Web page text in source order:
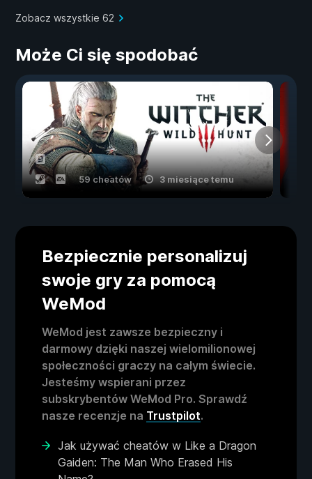
Zobacz wszystkie 62
Może Ci się spodobać
59 cheatów 3 miesiące temu
Bezpiecznie personalizuj
swoje gry za pomocą
WeMod
WeMod jest zawsze bezpieczny i
darmowy dzięki naszej wielomilionowej
społeczności graczy na całym świecie.
Jesteśmy wspierani przez
subskrybentów WeMod Pro. Sprawdź
nasze recenzje na Trustpilot.
Jak używać cheatów w Like a Dragon
Gaiden: The Man Who Erased His